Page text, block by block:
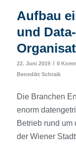
Aufbau
und
22. Juni 2019 / 0
Benedikt Schraik
Die Branchen
enorm
Betrieb rund um
der Wiener